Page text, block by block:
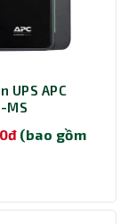
UPS APC
MS
(bao gồm